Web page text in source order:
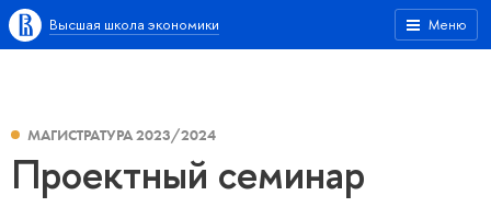
Меню
Высшая школа экономики
МАГИСТРАТУРА 2023/2024
Проектный семинар